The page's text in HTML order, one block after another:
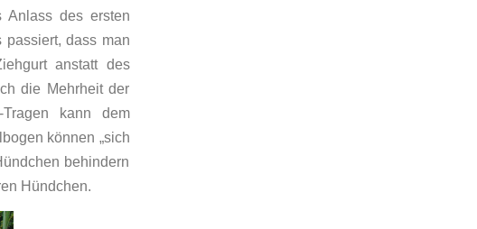
Anlass des ersten
dass man
anstatt des
die Mehrheit der
kann dem
können „sich
behindern
Hündchen.